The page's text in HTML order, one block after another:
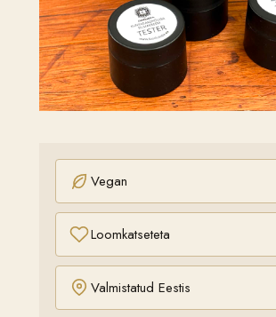
Vegan
Loomkatseteta
Valmistatud Eestis